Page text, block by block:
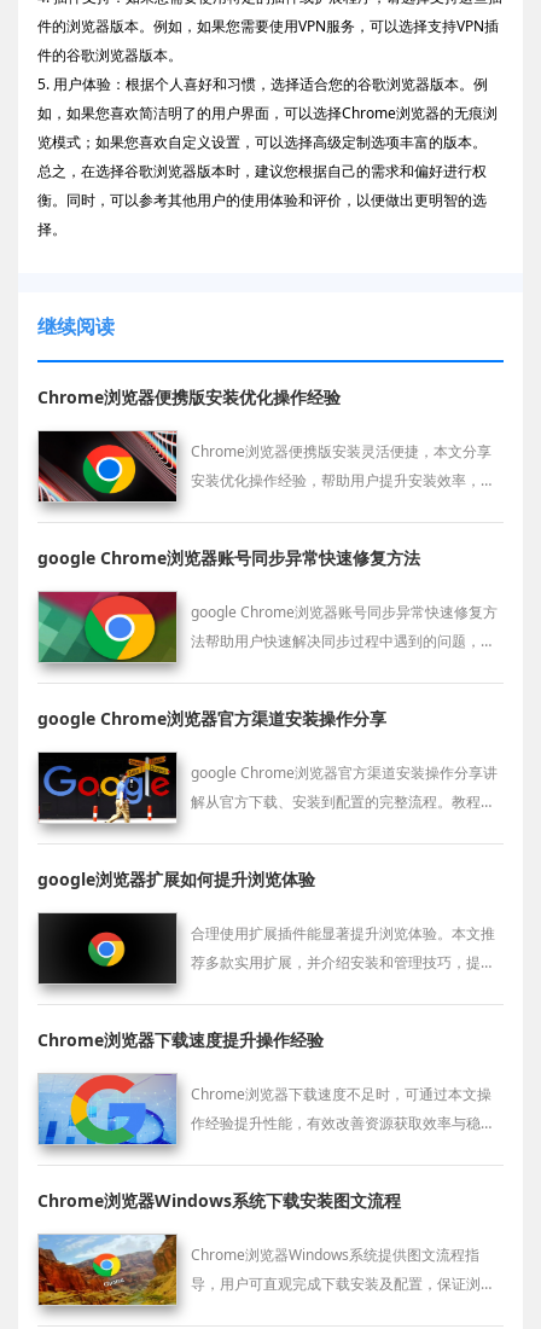
件的浏览器版本。例如，如果您需要使用VPN服务，可以选择支持VPN插
件的谷歌浏览器版本。
5. 用户体验：根据个人喜好和习惯，选择适合您的谷歌浏览器版本。例
如，如果您喜欢简洁明了的用户界面，可以选择Chrome浏览器的无痕浏
览模式；如果您喜欢自定义设置，可以选择高级定制选项丰富的版本。
总之，在选择谷歌浏览器版本时，建议您根据自己的需求和偏好进行权
衡。同时，可以参考其他用户的使用体验和评价，以便做出更明智的选
择。
继续阅读
Chrome浏览器便携版安装优化操作经验
Chrome浏览器便携版安装灵活便捷，本文分享
安装优化操作经验，帮助用户提升安装效率，保
google Chrome浏览器账号同步异常快速修复方法
google Chrome浏览器账号同步异常快速修复方
法帮助用户快速解决同步过程中遇到的问题，并
google Chrome浏览器官方渠道安装操作分享
google Chrome浏览器官方渠道安装操作分享讲
解从官方下载、安装到配置的完整流程。教程覆
同时确保浏览器功能完整和使用体验高效。
google浏览器扩展如何提升浏览体验
合理使用扩展插件能显著提升浏览体验。本文推
荐多款实用扩展，并介绍安装和管理技巧，提升
Chrome浏览器下载速度提升操作经验
Chrome浏览器下载速度不足时，可通过本文操
作经验提升性能，有效改善资源获取效率与稳定
Chrome浏览器Windows系统下载安装图文流程
Chrome浏览器Windows系统提供图文流程指
导，用户可直观完成下载安装及配置，保证浏览